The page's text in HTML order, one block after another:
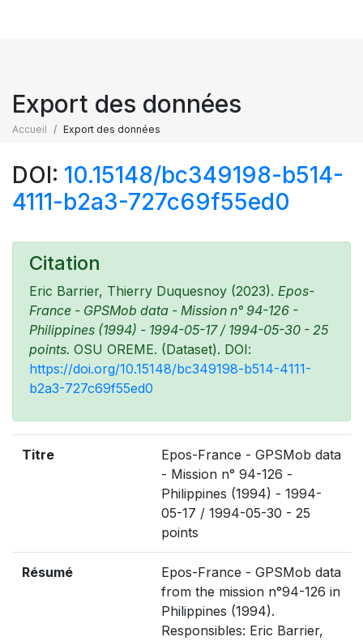
Export des données
Accueil Export des données
DOI: 10.15148/bc349198-b514-
4111-b2a3-727c69f55ed0
Citation
Eric Barrier, Thierry Duquesnoy (2023). Epos-
France - GPSMob data - Mission n° 94-126 -
Philippines (1994) - 1994-05-17 / 1994-05-30 - 25
points. OSU OREME. (Dataset). DOI:
https://doi.org/10.15148/bc349198-b514-4111-
b2a3-727c69f55ed0
Titre
Epos-France - GPSMob data
- Mission n° 94-126 -
Philippines (1994) - 1994-
05-17 / 1994-05-30 - 25
points
Résumé
Epos-France - GPSMob data
from the mission n°94-126 in
Philippines (1994).
Responsibles: Eric Barrier,